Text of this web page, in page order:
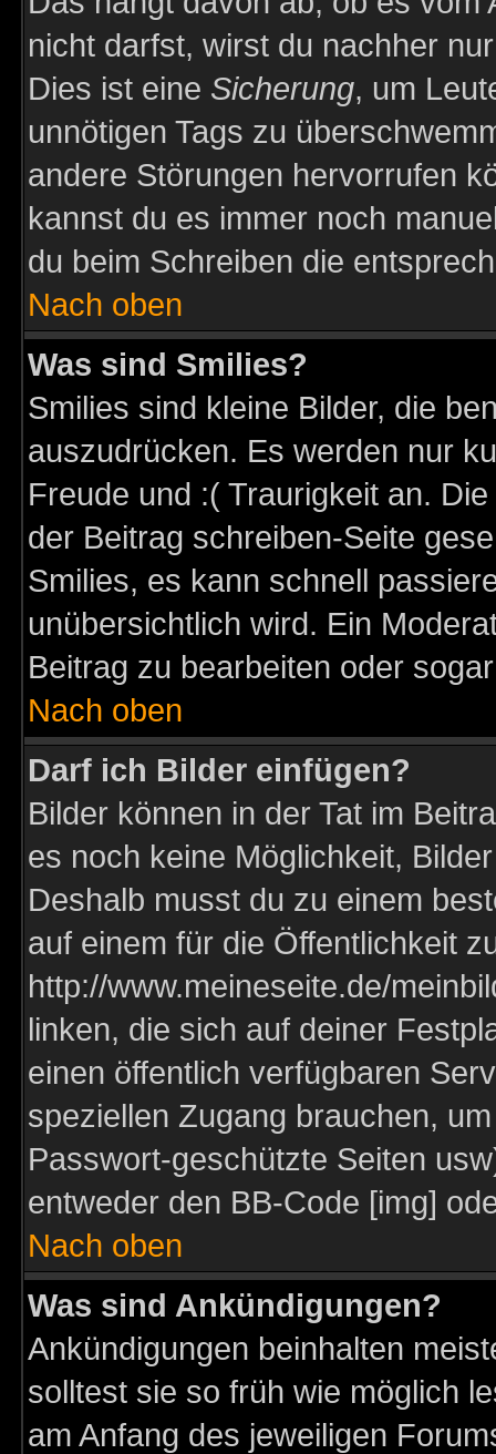
nicht darfst, wirst du nachher
Dies ist eine Sicherung, um
unnötigen Tags zu
andere Störungen hervorrufen
kannst du es immer noch
du beim Schreiben die
Nach oben
Was sind Smilies?
Smilies sind kleine Bilder, die
auszudrücken. Es werden nur
Freude und :( Traurigkeit an.
der Beitrag schreiben-Seite
Smilies, es kann schnell
unübersichtlich wird. Ein
Beitrag zu bearbeiten oder
Nach oben
Darf ich Bilder einfügen?
Bilder können in der Tat im
es noch keine Möglichkeit,
Deshalb musst du zu einem
auf einem für die Öffentlichkeit
http://www.meineseite.de/
linken, die sich auf deiner
einen öffentlich verfügbaren
speziellen Zugang brauchen,
Passwort-geschützte Seiten
entweder den BB-Code [img]
Nach oben
Was sind Ankündigungen?
Ankündigungen beinhalten
solltest sie so früh wie möglich
am Anfang des jeweiligen